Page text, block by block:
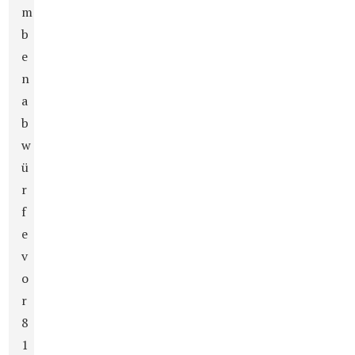
m
b
e
n
a
b
w
ü
r
f
e
v
o
r
8
1